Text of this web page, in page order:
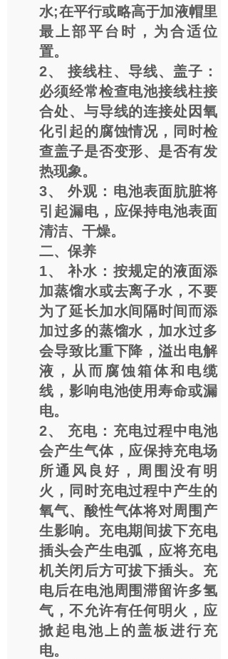
水;在平行或略高于加液帽里
最上部平台时，为合适位
置。
2、 接线柱、导线、盖子：
必须经常检查电池接线柱接
合处、与导线的连接处因氧
化引起的腐蚀情况，同时检
查盖子是否变形、是否有发
热现象。
3、 外观：电池表面肮脏将
引起漏电，应保持电池表面
清洁、干燥。
二、保养
1、 补水：按规定的液面添
加蒸馏水或去离子水，不要
为了延长加水间隔时间而添
加过多的蒸馏水，加水过多
会导致比重下降，溢出电解
液，从而腐蚀箱体和电缆
线，影响电池使用寿命或漏
电。
2、 充电：充电过程中电池
会产生气体，应保持充电场
所通风良好，周围没有明
火，同时充电过程中产生的
氧气、酸性气体将对周围产
生影响。充电期间拔下充电
插头会产生电弧，应将充电
机关闭后方可拔下插头。充
电后在电池周围滞留许多氢
气，不允许有任何明火，应
掀起电池上的盖板进行充
电。